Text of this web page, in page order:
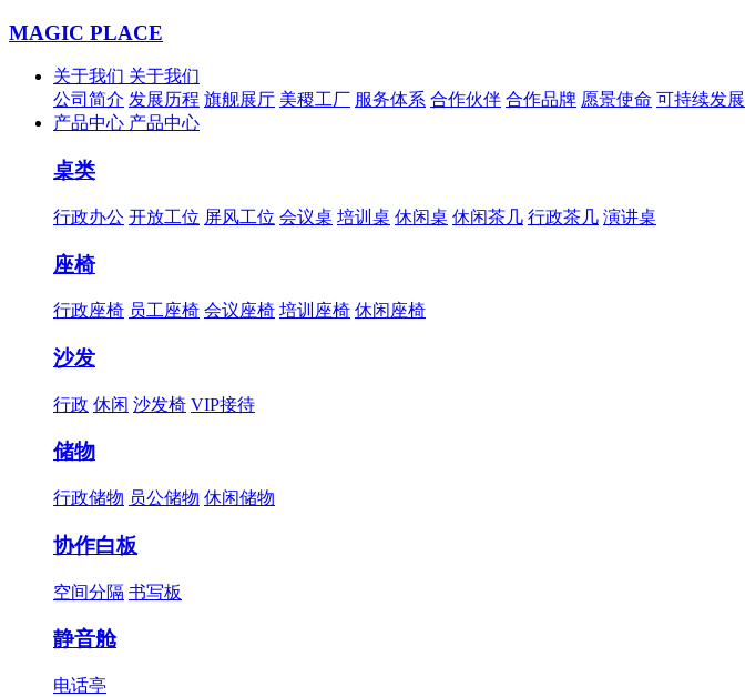
MAGIC PLACE
关于我们 关于我们
公司简介 发展历程 旗舰展厅 美稷工厂 服务体系 合作伙伴 合作品牌 愿景使命 可持续发展
产品中心 产品中心
桌类
行政办公 开放工位 屏风工位 会议桌 培训桌 休闲桌 休闲茶几 行政茶几 演讲桌
座椅
行政座椅 员工座椅 会议座椅 培训座椅 休闲座椅
沙发
行政 休闲 沙发椅 VIP接待
储物
行政储物 员公储物 休闲储物
协作白板
空间分隔 书写板
静音舱
电话亭